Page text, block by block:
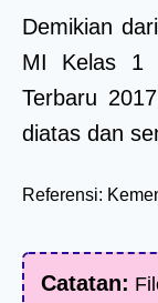
Demikian
MI Kelas 1
Terbaru
diatas dan
Referensi:
Catatan: